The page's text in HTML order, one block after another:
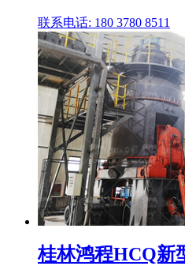
联系电话: 180 3780 8511
桂林鸿程HCQ新